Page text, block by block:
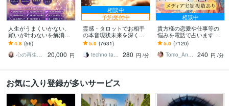
人生がうまくいかない、
願いが叶わないを解消し
ます 現実を変えるために
努力したのに、自力では
もう無理と感じている
4.8 (56)
心の再生セラピスト YASUKO
20,000 円
相談中
予約受付中
霊感・タロットでお相手
の本音現状未来を深く視
ます 恋愛・仕事・家族・
人間関係の本質を見抜き
スピード解決へ
5.0 (7631)
techno tango
280 円 /分
相談中
貴方様の恋愛や仕事等の
悩みを電話で占います タ
ロットカード、オラクル
カード、ルノルマンカー
ドを使用します
5.0 (7120)
Tomo_Angel7
240 円 /分
お気に入り登録が多いサービス